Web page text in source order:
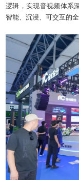
逻辑，实现音视频体系
智能、沉浸、可交互的